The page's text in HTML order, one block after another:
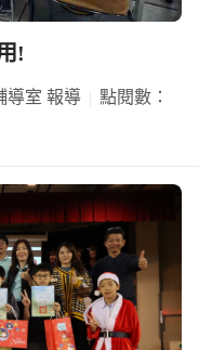
!
導室 報導
點閱數：